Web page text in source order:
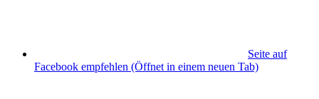
Seite auf
Facebook empfehlen (Öffnet in einem neuen Tab)